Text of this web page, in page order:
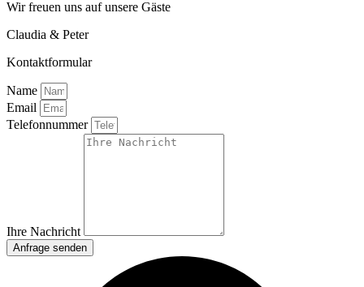
Wir freuen uns auf unsere Gäste
Claudia & Peter
Kontaktformular
Name
Email
Telefonnummer
Ihre Nachricht
Anfrage senden